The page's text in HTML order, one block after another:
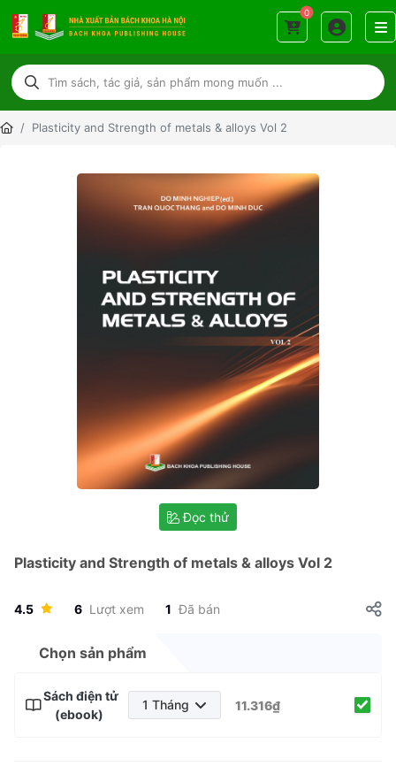
0
Plasticity and Strength of metals & alloys Vol 2
Đọc thử
Plasticity and Strength of metals & alloys Vol 2
4.5 6 Lượt xem 1 Đã bán
Chọn sản phẩm
Sách điện tử
(ebook)
1 Tháng 11.316₫